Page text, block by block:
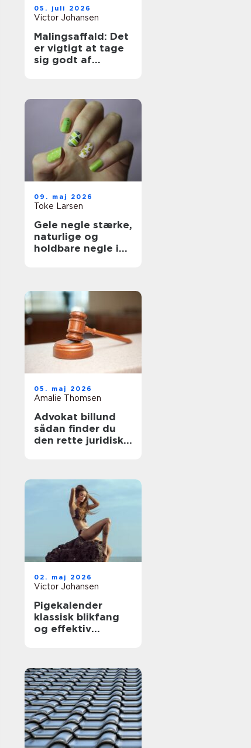
05. juli 2026
Victor Johansen
Malingsaffald: Det
er vigtigt at tage
sig godt af
09. maj 2026
Toke Larsen
Gele negle stærke,
naturlige og
holdbare negle i
05. maj 2026
Amalie Thomsen
Advokat billund
sådan finder du
den rette juridiske
02. maj 2026
Victor Johansen
Pigekalender
klassisk blikfang
og effektiv